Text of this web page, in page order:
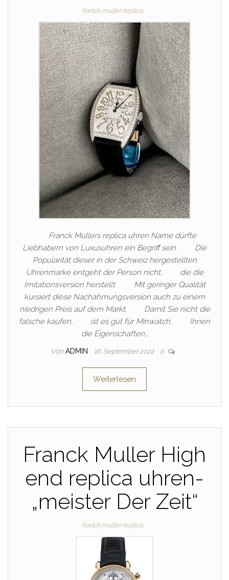
franck muller replica
Franck Mullers replica uhren Name dürfte
Liebhabern von Luxusuhren ein Begriff sein. Die
Popularität dieser in der Schweiz hergestellten
Uhrenmarke entgeht der Person nicht, die die
Imitationsversion herstellt. Mit geringer Qualität
kursiert diese Nachahmungsversion auch zu einem
niedrigen Preis auf dem Markt. Damit Sie nicht die
falsche kaufen, ist es gut für Minwatch, Ihnen
die Eigenschaften…
Von ADMIN 16. September 2022 0
Weiterlesen
Franck Muller High
end replica uhren-
„meister Der Zeit“
franck muller replica